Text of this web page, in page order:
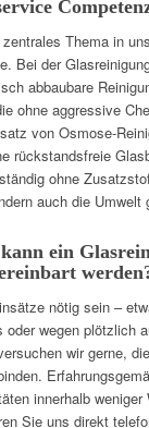
Thema in
Bei der
abbaubare
ohne aggressive
von Osmose-
rückstandsfreie
ohne
auch die Umwelt
ein
nötig sein –
oder wegen plötzlich
wir gerne,
innerhalb weniger
Sie uns direkt